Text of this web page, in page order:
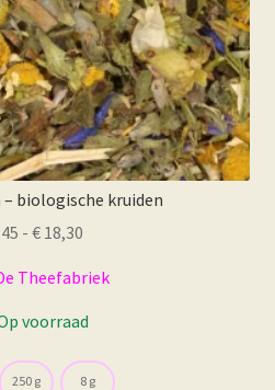
– biologische kruiden
- € 18,30
tot
€ 18,30
Theefabriek
voorraad
250 g 8 g